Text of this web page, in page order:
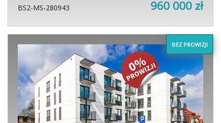
BS2-MS-280943 960 000 zł
BEZ PROWIZJI